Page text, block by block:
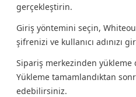
gerçekleştirin.
Giriş yöntemini seçin,
şifrenizi ve kullanıcı adınızı
Sipariş merkezinden
Yükleme tamamlandıktan
edebilirsiniz.